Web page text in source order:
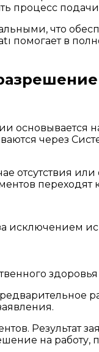
процесс
что
помогает в
основывается
через
отсутствия
переходят
исключением
здоровья
Результат
на работу,